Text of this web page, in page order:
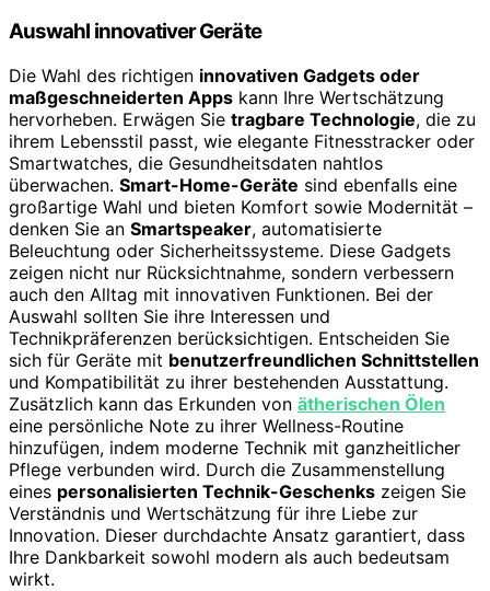
Auswahl innovativer Geräte
Die Wahl des richtigen innovativen Gadgets oder
maßgeschneiderten Apps kann Ihre Wertschätzung
hervorheben. Erwägen Sie tragbare Technologie, die zu
ihrem Lebensstil passt, wie elegante Fitnesstracker oder
Smartwatches, die Gesundheitsdaten nahtlos
überwachen. Smart-Home-Geräte sind ebenfalls eine
großartige Wahl und bieten Komfort sowie Modernität –
denken Sie an Smartspeaker, automatisierte
Beleuchtung oder Sicherheitssysteme. Diese Gadgets
zeigen nicht nur Rücksichtnahme, sondern verbessern
auch den Alltag mit innovativen Funktionen. Bei der
Auswahl sollten Sie ihre Interessen und
Technikpräferenzen berücksichtigen. Entscheiden Sie
sich für Geräte mit benutzerfreundlichen Schnittstellen
und Kompatibilität zu ihrer bestehenden Ausstattung.
Zusätzlich kann das Erkunden von ätherischen Ölen
eine persönliche Note zu ihrer Wellness-Routine
hinzufügen, indem moderne Technik mit ganzheitlicher
Pflege verbunden wird. Durch die Zusammenstellung
eines personalisierten Technik-Geschenks zeigen Sie
Verständnis und Wertschätzung für ihre Liebe zur
Innovation. Dieser durchdachte Ansatz garantiert, dass
Ihre Dankbarkeit sowohl modern als auch bedeutsam
wirkt.